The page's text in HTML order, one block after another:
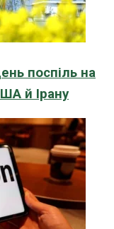
поспіль на
й Ірану